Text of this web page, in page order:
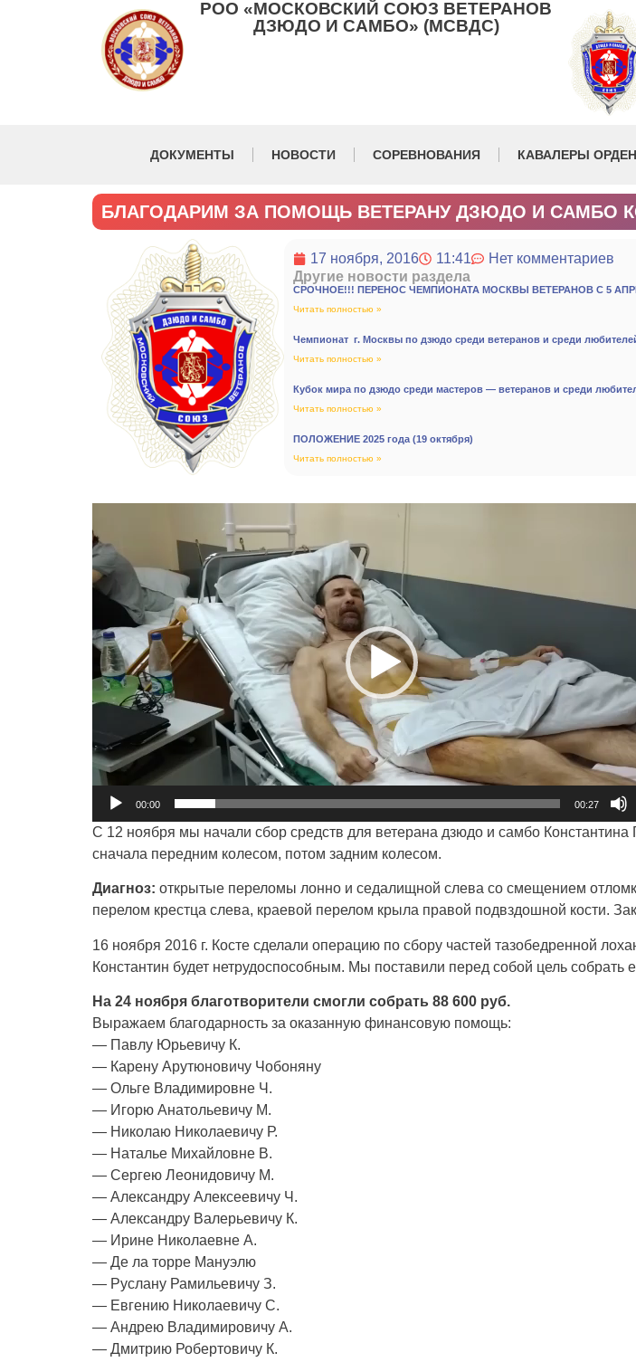
РОО «МОСКОВСКИЙ СОЮЗ ВЕТЕРАНОВ
ДЗЮДО И САМБО» (МСВДС)
ДОКУМЕНТЫ НОВОСТИ СОРЕВНОВАНИЯ КАВАЛЕРЫ
БЛАГОДАРИМ ЗА ПОМОЩЬ ВЕТЕРАНУ ДЗЮДО И САМБО
17 ноября, 2016 11:41
Нет комментариев
Другие новости раздела
СРОЧНОЕ!!! ПЕРЕНОС ЧЕМПИОНАТА МОСКВЫ ВЕТЕРАНОВ С 5
Читать полностью »
Чемпионат г. Москвы по дзюдо среди ветеранов и среди
Читать полностью »
Кубок мира по дзюдо среди мастеров — ветеранов и среди
Читать полностью »
ПОЛОЖЕНИЕ 2025 года (19 октября)
Читать полностью »
00:00 00:27
С 12 ноября мы начали сбор средств для ветерана дзюдо и самбо
сначала передним колесом, потом задним колесом.
Диагноз: открытые переломы лонно и седалищной слева со смещением
перелом крестца слева, краевой перелом крыла правой подвздошной кости.
16 ноября 2016 г. Косте сделали операцию по сбору частей тазобедренной
Константин будет нетрудоспособным. Мы поставили перед собой цель
На 24 ноября благотворители смогли собрать 88 600 руб.
Выражаем благодарность за оказанную финансовую помощь:
— Павлу Юрьевичу К.
— Карену Арутюновичу Чобоняну
— Ольге Владимировне Ч.
— Игорю Анатольевичу М.
— Николаю Николаевичу Р.
— Наталье Михайловне В.
— Сергею Леонидовичу М.
— Александру Алексеевичу Ч.
— Александру Валерьевичу К.
— Ирине Николаевне А.
— Де ла торре Мануэлю
— Руслану Рамильевичу З.
— Евгению Николаевичу С.
— Андрею Владимировичу А.
— Дмитрию Робертовичу К.